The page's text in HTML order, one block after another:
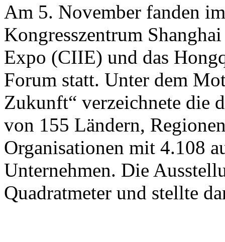
Am 5. November fanden
Kongresszentrum
Expo (CIIE) und das
Forum statt. Unter dem
Zukunft“ verzeichnete die
von 155 Ländern,
Organisationen mit 4.108
Unternehmen. Die
Quadratmeter und stellte